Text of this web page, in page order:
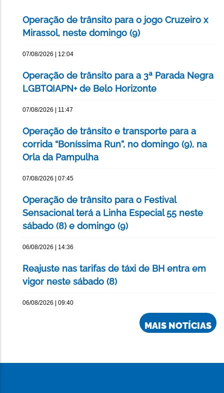
Operação de trânsito para o jogo Cruzeiro x
Mirassol, neste domingo (9)
07/08/2026 | 12:04
Operação de trânsito para a 3ª Parada Negra
LGBTQIAPN+ de Belo Horizonte
07/08/2026 | 11:47
Operação de trânsito e transporte para a
corrida “Boníssima Run”, no domingo (9), na
Orla da Pampulha
07/08/2026 | 07:45
Operação de trânsito para o Festival
Sensacional terá a Linha Especial 55 neste
sábado (8) e domingo (9)
06/08/2026 | 14:36
Reajuste nas tarifas de táxi de BH entra em
vigor neste sábado (8)
06/08/2026 | 09:40
MAIS NOTÍCIAS